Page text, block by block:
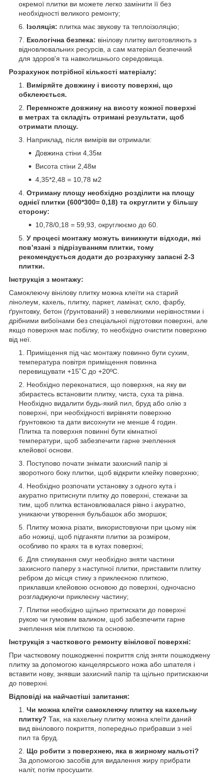
окремої плитки ви можете легко замінити її без
необхідності великого ремонту;
Ізоляція: плитка має звукову та теплоізоляцію;
Екологічна безпека: вінілову плитку виготовляють з
відновлювальних ресурсів, а сам матеріал безпечний
для здоров'я та навколишнього середовища.
Розрахунок потрібної кількості матеріалу:
Виміряйте довжину і висоту поверхні, що
обклеюється.
Перемножте довжину на висоту кожної поверхні
в метрах та складіть отримані результати, щоб
отримати площу.
Наприклад, після вимірів ви отримали:
Довжина стіни 4,35м
Висота стіни 2,48м
4,35*2,48 = 10,78 м2
Отриману площу необхідно розділити на площу
однієї плитки (600*300= 0,18) та округлити у більшу
сторону:
10,78/0,18 = 59,93, округлюємо до 60.
У процесі монтажу можуть виникнути відходи, які
пов’язані з підрізуванням плитки, тому
рекомендується додати до розрахунку запасні 2-3
плитки.
Інструкція з монтажу:
Самоклеючу вінілову плитку можна клеїти на старий
лінолеум, кахель, плитку, паркет, ламінат, скло, фарбу,
ґрунтовку, бетон (ґрунтований) з невеликими нерівностями і
дрібними вибоїнами без спеціальної підготовки поверхні, але
якщо поверхня має побілку, то необхідно очистити поверхню
від неї.
Приміщення під час монтажу повинно бути сухим,
температура повітря приміщення повинна
перевищувати +15˚С до +20ºС.
Необхідно переконатися, що поверхня, на яку ви
збираєтесь встановити плитку, чиста, суха та рівна.
Необхідно видалити будь-який пил, бруд або олію з
поверхні, при необхідності вирівняти поверхню
ґрунтовкою та дати висохнути не менше 4 годин.
Плитка та поверхня повинні бути кімнатної
температури, щоб забезпечити гарне зчеплення
клейової основи.
Поступово почати знімати захисний папір зі
зворотного боку плитки, щоб відкрити клейку поверхню;
Необхідно розпочати установку з одного кута і
акуратно притиснути плитку до поверхні, стежачи за
тим, щоб плитка встановлювалася рівно і акуратно,
уникаючи утворення бульбашок або зморшок;
Плитку можна різати, використовуючи при цьому ніж
або ножиці, щоб підганяти плитки за розміром,
особливо по краях та в кутах поверхні;
Для стикування смуг необхідно зняти частини
захисного паперу з наступної плитки, приставити плитку
ребром до місця стику з приклеєною плиткою,
приклавши клейовою основою до поверхні, одночасно
розгладжуючи приклеєну частину;
Плитки необхідно щільно притискати до поверхні
рукою чи гумовим валиком, щоб забезпечити гарне
зчеплення між плиткою та основою.
Інструкція з часткового ремонту вінілової поверхні:
При частковому пошкодженні покриття слід зняти пошкоджену
плитку за допомогою канцелярського ножа або шпателя і
вставити нову, знявши захисний папір та щільно притискаючи
до поверхні.
Відповіді на найчастіші запитання:
Чи можна клеїти самоклеючу плитку на кахельну
плитку? Так, на кахельну плитку можна клеїти даний
вид вінілового покриття, попередньо прибравши з неї
пил та бруд.
Що робити з поверхнею, яка в жирному нальоті?
За допомогою засобів для видалення жиру прибрати
наліт, потім просушити.